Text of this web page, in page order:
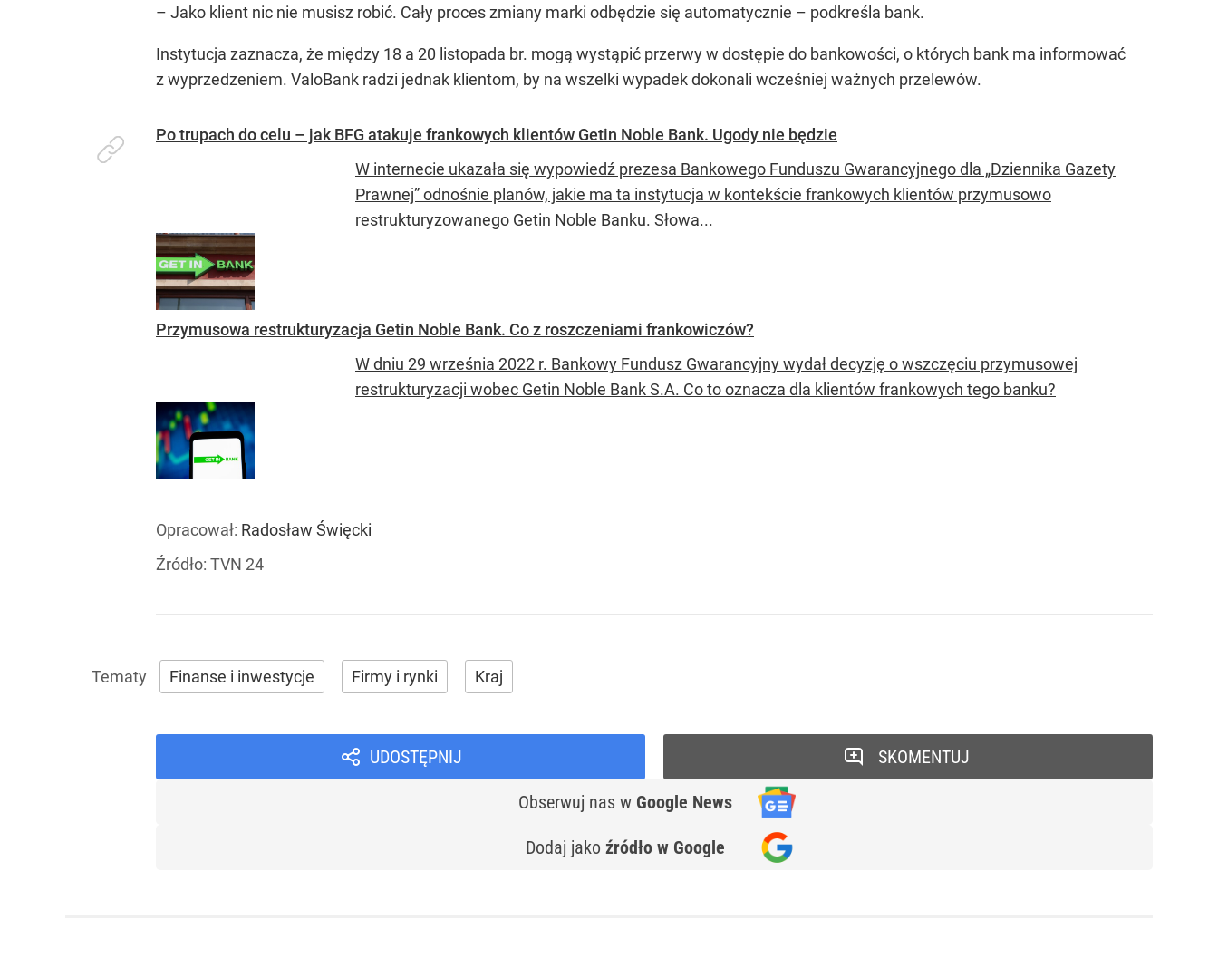
– Jako klient nic nie musisz robić. Cały proces zmiany marki odbędzie się automatycznie – podkreśla bank.
Instytucja zaznacza, że między 18 a 20 listopada br. mogą wystąpić przerwy w dostępie do bankowości, o których bank ma informować
z wyprzedzeniem. ValoBank radzi jednak klientom, by na wszelki wypadek dokonali wcześniej ważnych przelewów.
Po trupach do celu – jak BFG atakuje frankowych klientów Getin Noble Bank. Ugody nie będzie
W internecie ukazała się wypowiedź prezesa Bankowego Funduszu Gwarancyjnego dla „Dziennika Gazety
Prawnej” odnośnie planów, jakie ma ta instytucja w kontekście frankowych klientów przymusowo
restrukturyzowanego Getin Noble Banku. Słowa...
Przymusowa restrukturyzacja Getin Noble Bank. Co z roszczeniami frankowiczów?
W dniu 29 września 2022 r. Bankowy Fundusz Gwarancyjny wydał decyzję o wszczęciu przymusowej
restrukturyzacji wobec Getin Noble Bank S.A. Co to oznacza dla klientów frankowych tego banku?
Opracował: Radosław Święcki
Źródło: TVN 24
Finanse i inwestycje Firmy i rynki Kraj
UDOSTĘPNIJ
Obserwuj nas w Google News
Dodaj jako źródło w Google
SKOMENTUJ